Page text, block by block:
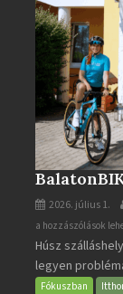
2026. július 1.
BalatonBIKE365
bejegyzéshez
a hozzászólások
Húsz
legyen
Fókuszban